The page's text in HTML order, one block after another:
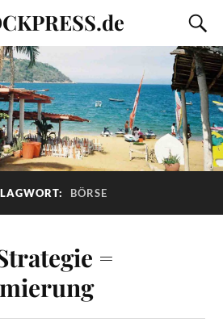
BÖRSE
=